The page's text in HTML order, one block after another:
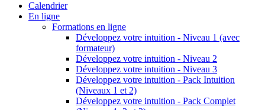
Calendrier
En ligne
Formations en ligne
Développez votre intuition - Niveau 1 (avec
formateur)
Développez votre intuition - Niveau 2
Développez votre intuition - Niveau 3
Développez votre intuition - Pack Intuition
(Niveaux 1 et 2)
Développez votre intuition - Pack Complet